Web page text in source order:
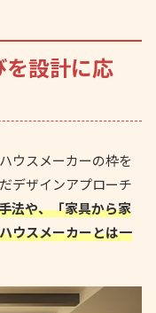
設計に応
ウスメーカーの枠を
デザインアプローチ
法や、「家具から家
ウスメーカーとは一